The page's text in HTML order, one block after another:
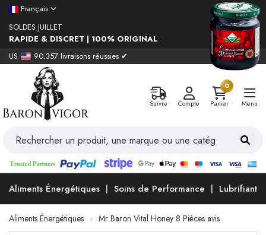
Français
SOLDES JUILLET
RAPIDE & DISCRET | 100% ORIGINAL
US
90.357 livraisons réussies ✔
Suivre Compte
0
Panier
Menu
Aliments Énergétiques Soins de Performance Lubrifiants
Aliments Énergétiques Mr Baron Vital Honey 8 Pièces avis